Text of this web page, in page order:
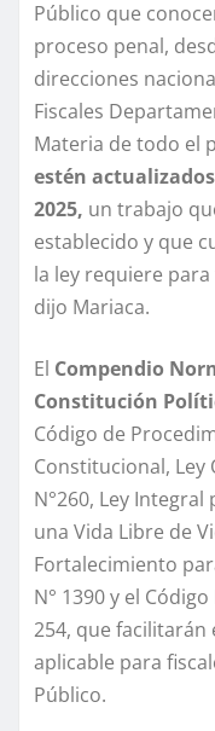
Público que
proceso penal,
direcciones
Fiscales
Materia de todo el
estén
2025, un trabajo
establecido y que
la ley requiere
dijo Mariaca.
El Compendio
Constitución
Código de
Constitucional,
N°260, Ley
una Vida Libre de
Fortalecimiento
N° 1390 y el
254, que facilitarán
aplicable para
Público.